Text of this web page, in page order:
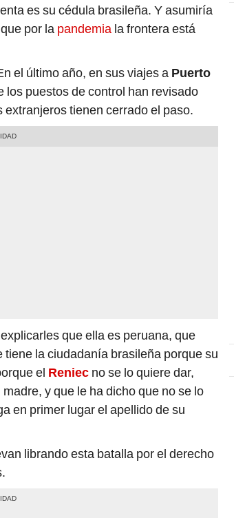
es su cédula brasileña. Y asumiría
por la pandemia la frontera está
el último año, en sus viajes a Puerto
los puestos de control han revisado
tienen cerrado el paso.
que ella es peruana, que
la ciudadanía brasileña porque su
el Reniec no se lo quiere dar,
y que le ha dicho que no se lo
en primer lugar el apellido de su
librando esta batalla por el derecho